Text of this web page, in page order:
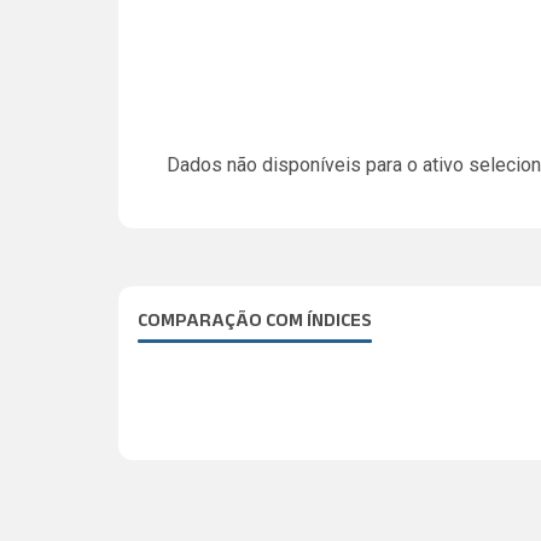
Dados não disponíveis para o ativo
COMPARAÇÃO COM ÍNDICES